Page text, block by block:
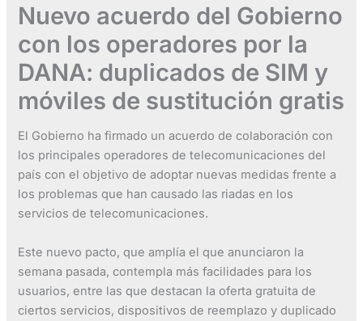
Nuevo acuerdo del Gobierno
con los operadores por la
DANA: duplicados de SIM y
móviles de sustitución gratis
El Gobierno ha firmado un acuerdo de colaboración con
los principales operadores de telecomunicaciones del
país con el objetivo de adoptar nuevas medidas frente a
los problemas que han causado las riadas en los
servicios de telecomunicaciones.
Este nuevo pacto, que amplía el que anunciaron la
semana pasada, contempla más facilidades para los
usuarios, entre las que destacan la oferta gratuita de
ciertos servicios, dispositivos de reemplazo y duplicado